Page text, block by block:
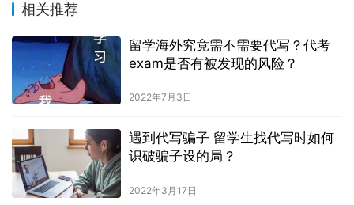
相关推荐
留学海外究竟需不需要代写？代考
exam是否有被发现的风险？
2022年7月3日
遇到代写骗子 留学生找代写时如何
识破骗子设的局？
2022年3月17日